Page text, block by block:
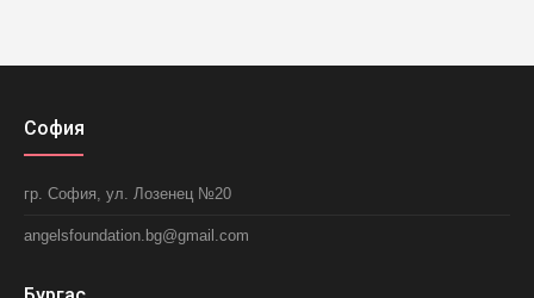
София
гр. София, ул. Лозенец №20
angelsfoundation.bg@gmail.com